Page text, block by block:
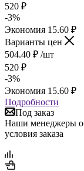
520 ₽
-3%
Экономия 15.60 ₽
Варианты цен
504.40 ₽ /шт
520 ₽
-3%
Экономия 15.60 ₽
Подробности
Под заказ
Наши менеджеры
условия заказа